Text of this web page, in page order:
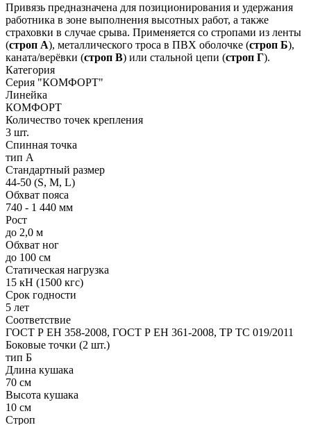
Привязь предназначена для позиционирования и удержания
работника в зоне выполнения высотных работ, а также
страховки в случае срыва. Применяется со стропами из ленты
(строп А), металлического троса в ПВХ оболочке (строп Б),
каната/верёвки (строп В) или стальной цепи (строп Г).
Категория
Серия "КОМФОРТ"
Линейка
КОМФОРТ
Количество точек крепления
3 шт.
Спинная точка
тип А
Стандартный размер
44-50 (S, M, L)
Обхват пояса
740 - 1 440 мм
Рост
до 2,0 м
Обхват ног
до 100 см
Статическая нагрузка
15 кН (1500 кгс)
Срок годности
5 лет
Соответствие
ГОСТ Р ЕН 358-2008, ГОСТ Р ЕН 361-2008, ТР ТС 019/2011
Боковые точки (2 шт.)
тип Б
Длина кушака
70 см
Высота кушака
10 см
Строп